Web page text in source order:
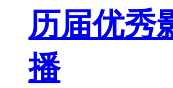
历届优秀
播